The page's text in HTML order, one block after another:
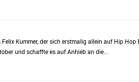
Kummer, der sich erstmalig allein auf Hip Hop
und schaffte es auf Anhieb an die...